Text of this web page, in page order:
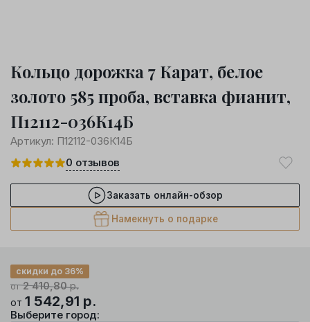
Кольцо дорожка 7 Карат, белое
золото 585 проба, вставка фианит,
П12112-036К14Б
Артикул: П12112-036К14Б
0 отзывов
Заказать онлайн-обзор
Намекнуть о подарке
от2 410,80р.
скидки до 36%
от 1 542,91 р.
Выберите город: